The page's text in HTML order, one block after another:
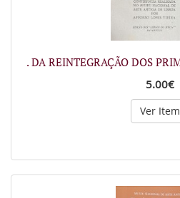
. DA REINTEGRAÇÃO DOS
5.00€
Ver Item